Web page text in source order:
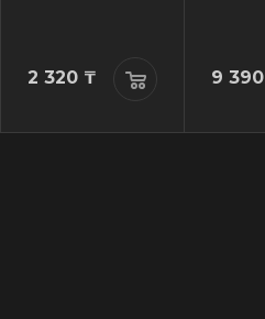
2 320 ₸ 9 390